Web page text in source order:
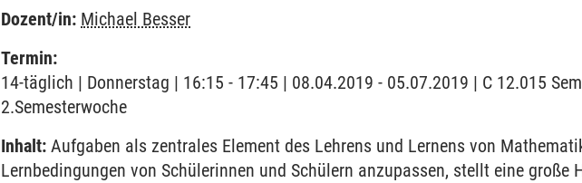
Dozent/in: Michael Besser
Termin:
14-täglich | Donnerstag | 16:15 - 17:45 | 08.04.2019 - 05.07.2019 | C 12.015
2.Semesterwoche
Inhalt: Aufgaben als zentrales Element des Lehrens und Lernens von
Lernbedingungen von Schülerinnen und Schülern anzupassen, stellt eine große